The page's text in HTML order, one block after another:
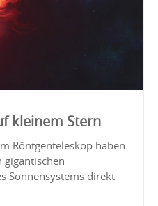
kleinem Stern
Röntgenteleskop haben
gigantischen
Sonnensystems direkt